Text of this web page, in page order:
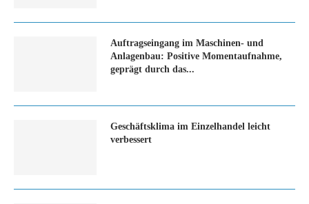
Auftragseingang im Maschinen- und
Anlagenbau: Positive Momentaufnahme,
geprägt durch das...
Geschäftsklima im Einzelhandel leicht
verbessert